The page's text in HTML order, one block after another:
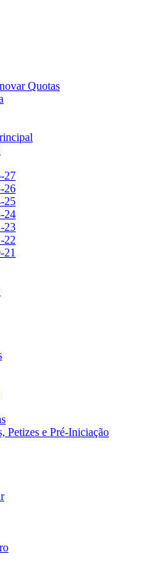
Quotas
27
26
25
24
23
22
21
Petizes e Pré-Iniciação